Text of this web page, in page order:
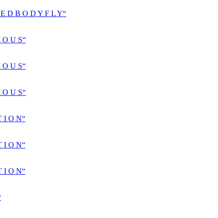
D B O D Y F L Y“
U S“
U S“
U S“
I O N“
I O N“
I O N“